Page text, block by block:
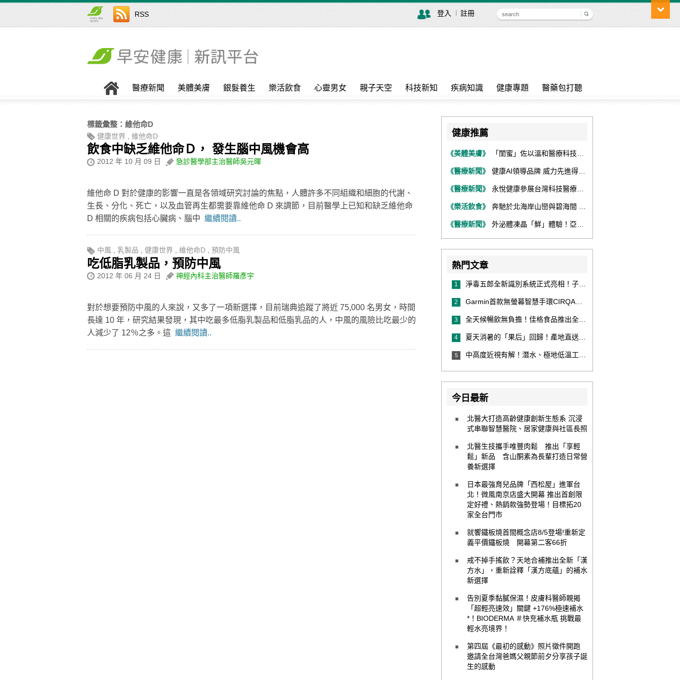
RSS 登入 註冊
醫療新聞 美體美膚 銀髮養生 樂活飲食 心靈男女 親子天空 科技新知 疾病知識 健康專題 醫藥包打聽
標籤彙整： 維他命D
健康世界 維他命D
飲食中缺乏維他命Ｄ， 發生腦中風機會高
2012 年 10 月 09 日 急診醫學部主治醫師吳元暉
維他命 D 對於健康的影響一直是各領域研究討論的焦點，人體許多不同組織和細胞的代謝、
生長、分化、死亡，以及血管再生都需要靠維他命 D 來調節，目前醫學上已知和缺乏維他命
D 相關的疾病包括心臟病、腦中 繼續閱讀..
中風 , 乳製品 , 健康世界 , 維他命D , 預防中風
吃低脂乳製品，預防中風
2012 年 06 月 24 日 神經內科主治醫師羅彥宇
對於想要預防中風的人來說，又多了一項新選擇，目前瑞典追蹤了將近 75,000 名男女，時間
長達 10 年，研究結果發現，其中吃最多低脂乳製品和低脂乳品的人，中風的風險比吃最少的
人減少了 12％之多。這 繼續閱讀..
健康推薦
《美體美膚》 「閨蜜」佐以溫和醫療科技，陪伴女性找回身體舒適與自信
《醫療新聞》 健康AI領導品牌 威力先進得獎不斷 同獲『玉山獎』『金炬獎』最高肯定
《醫療新聞》 永悅健康參展台灣科技醫療展 展現數位健康全場景整合能力
《樂活飲食》 奔馳於北海岸山巒與碧海間 跑出屬於你的生命之光 『2026光境半程馬拉松挑戰賽－升龍道』火熱報名中
《醫療新聞》 外泌體凍晶「鮮」體驗！亞家生技解鎖24個月高活性 專利瓶蓋「秒回溶」超驚艷！醫科展秀「睛」亮神采
熱門文章
1 淨毒五郎全新識別系統正式亮相！子品牌然本再推體香噴霧新產品！
2 Garmin首款無螢幕智慧手環CIRQA登場 專注健康無須訂閱！ 輕量舒適風格百搭 生態系無縫串接 打造全天候零干擾健康與恢復管理新體驗
3 全天候暢飲無負擔！佳格食品推出全新穀物茶品牌「穀萃」 首發「穀萃 蕎麥國寶茶」無糖、0咖啡因 24小時暖心陪伴
4 夏天消暑的「果后」回歸！產地直送泰國鮮山竹，打造夏日最頂級的天然補給
5 中高度近視有解！潛水、極地低溫工作者優選 EVO ICL 膠原蛋白眼內鏡
今日最新
北醫大打造高齡健康創新生態系 沉浸
式串聯智慧醫院、居家健康與社區長照
北醫生技攜手唯豐肉鬆 推出「享輕
鬆」新品 含山酮素為長輩打造日常營
養新選擇
日本最強育兒品牌「西松屋」進軍台
北！微風南京店盛大開幕 推出首創限
定好禮、熱銷款強勢登場！目標拓20
家全台門市
就饗鐵板燒首間概念店8/5登場!重新定
義平價鐵板燒 開幕第二客66折
戒不掉手搖飲？天地合補推出全新「漢
方水」，重新詮釋「漢方底蘊」的補水
新選擇
告別夏季黏膩保濕！皮膚科醫師親揭
「超輕亮速效」關鍵 +176%極速補水
*！BIODERMA ＃快充補水瓶 挑戰最
輕水亮境界！
第四屆《最初的感動》照片徵件開跑
邀請全台灣爸媽父親節前夕分享孩子誕
生的感動